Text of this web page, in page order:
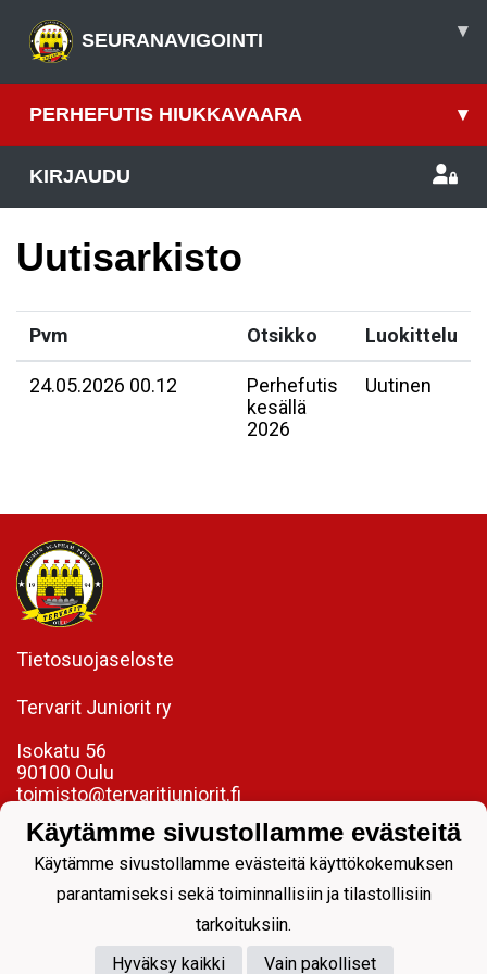
SEURANAVIGOINTI ▾
PERHEFUTIS HIUKKAVAARA ▾
KIRJAUDU
Uutisarkisto
Pvm Otsikko Luokittelu
24.05.2026 00.12
Perhefutis
kesällä
2026
Uutinen
Tietosuojaseloste
Tervarit Juniorit ry
Isokatu 56
90100 Oulu
toimisto@tervaritjuniorit.fi
Laadukasta jalkapalloa jokaiselle.
Powered by
Käytämme sivustollamme evästeitä
Käytämme sivustollamme evästeitä käyttökokemuksen
parantamiseksi sekä toiminnallisiin ja tilastollisiin
tarkoituksiin.
Hyväksy kaikki
Vain pakolliset